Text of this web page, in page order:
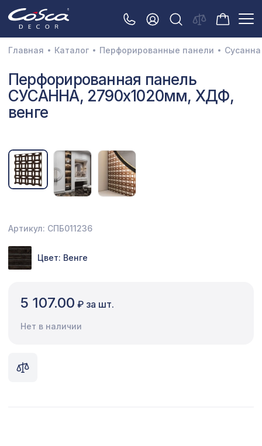
3D орнамент
Акустические панели
Декоративные балки и брус
Межкомнатные арки
Натуральные покрытия
Плинтусы
Распродажа
Цветной багет
Экополимер
Главная Каталог Перфорированные панели Сусанна
Перфорированная панель
СУСАННА, 2790х1020мм, ХДФ,
венге
Артикул: СПБ011236
Цвет: Венге
5 107.00 ₽ за шт.
Нет в наличии